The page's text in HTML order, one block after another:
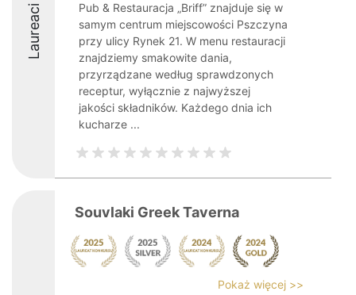
Laureaci
Pub & Restauracja „Briff” znajduje się w
samym centrum miejscowości Pszczyna
przy ulicy Rynek 21. W menu restauracji
znajdziemy smakowite dania,
przyrządzane według sprawdzonych
receptur, wyłącznie z najwyższej
jakości składników. Każdego dnia ich
kucharze ...
Souvlaki Greek Taverna
Pokaż więcej >>